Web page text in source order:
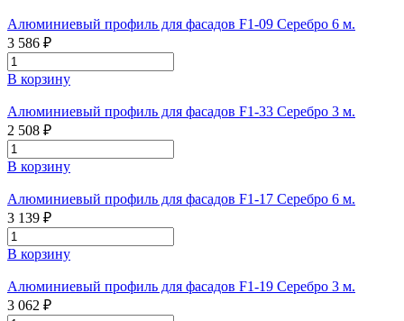
Алюминиевый профиль для фасадов F1-09 Серебро 6 м.
3 586 ₽
В корзину
Алюминиевый профиль для фасадов F1-33 Серебро 3 м.
2 508 ₽
В корзину
Алюминиевый профиль для фасадов F1-17 Серебро 6 м.
3 139 ₽
В корзину
Алюминиевый профиль для фасадов F1-19 Серебро 3 м.
3 062 ₽